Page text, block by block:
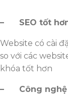
– SEO tốt hơ
Website có cài
so với các
khóa tốt hơn
– Công nghệ